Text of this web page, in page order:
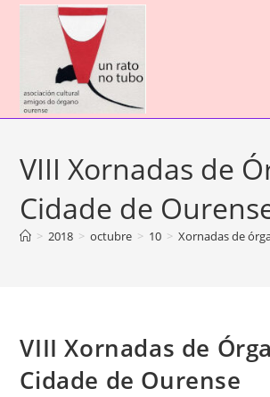
VIII Xornadas de
Cidade de
> 2018 > octubre > 10 > Xornadas de
VIII Xornadas de
Cidade de Ourense